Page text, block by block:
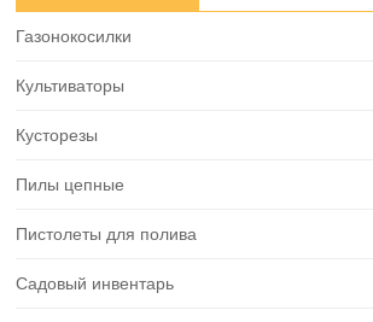
Газонокосилки
Культиваторы
Кусторезы
Пилы цепные
Пистолеты для полива
Садовый инвентарь